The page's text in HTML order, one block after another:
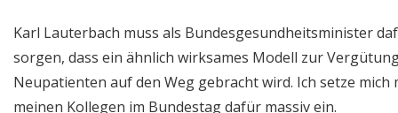
Karl Lauterbach muss als Bundesgesundheitsminister
sorgen, dass ein ähnlich wirksames Modell zur
Neupatienten auf den Weg gebracht wird. Ich setze mich
meinen Kollegen im Bundestag dafür massiv ein.